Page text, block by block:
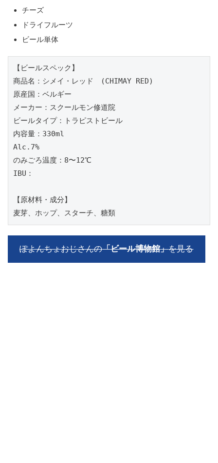
チーズ
ドライフルーツ
ビール単体
【ビールスペック】
商品名：シメイ・レッド　(CHIMAY RED)
原産国：ベルギー
メーカー：スクールモン修道院
ビールタイプ：トラピストビール
内容量：330ml
Alc.7%
のみごろ温度：8〜12℃
IBU：
【原材料・成分】
麦芽、ホップ、スターチ、糖類
ぽよんちょおじさんの「ビール博物館」を見る